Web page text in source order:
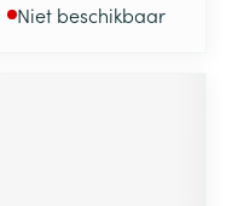
Niet beschikbaar